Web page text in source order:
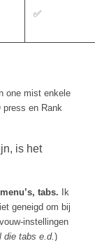
✅
one mist enkele
press en Rank
is het
tabs. Ik
geneigd om bij
instellingen
die tabs e.d. )